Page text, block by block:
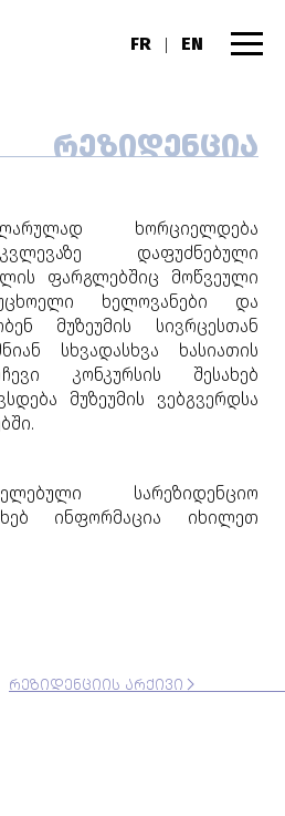
FR | EN
ᲠᲔᲖᲘᲓᲔᲜᲪᲘᲐ
ხორციელდება
დაფუძნებული
ფარგლებშიც მოწვეული
ხელოვანები და
მუზეუმის სივრცესთან
სხვადასხვა ხასიათის
კონკურსის შესახებ
მუზეუმის ვებგვერდსა
სარეზიდენციო
ინფორმაცია იხილეთ
ᲠᲔᲖᲘᲓᲔᲜᲪᲘᲘᲡ ᲐᲠᲥᲘᲕᲘ